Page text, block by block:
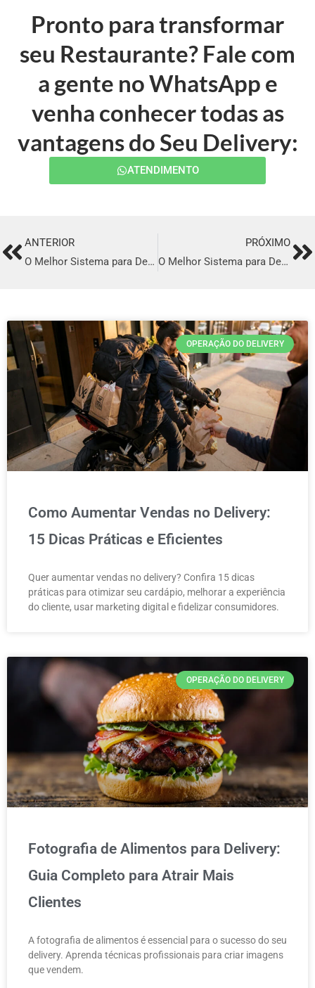
Pronto para transformar
seu Restaurante? Fale com
a gente no WhatsApp e
venha conhecer todas as
vantagens do Seu Delivery:
ATENDIMENTO
PrevANTERIOR
O Melhor Sistema para Delivery em Paulista
PRÓXIMO
O Melhor Sistema para Delivery em Uberaba
OPERAÇÃO DO DELIVERY
Como Aumentar Vendas no Delivery:
15 Dicas Práticas e Eficientes
Quer aumentar vendas no delivery? Confira 15 dicas
práticas para otimizar seu cardápio, melhorar a experiência
do cliente, usar marketing digital e fidelizar consumidores.
OPERAÇÃO DO DELIVERY
Fotografia de Alimentos para Delivery:
Guia Completo para Atrair Mais
Clientes
A fotografia de alimentos é essencial para o sucesso do seu
delivery. Aprenda técnicas profissionais para criar imagens
que vendem.